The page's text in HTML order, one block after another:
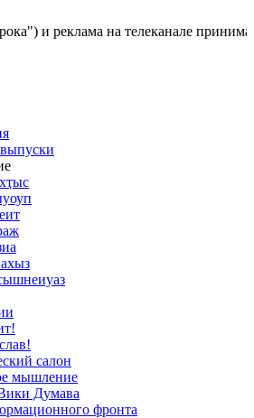
и реклама на телеканале
салон
мышление
Думава
фронта